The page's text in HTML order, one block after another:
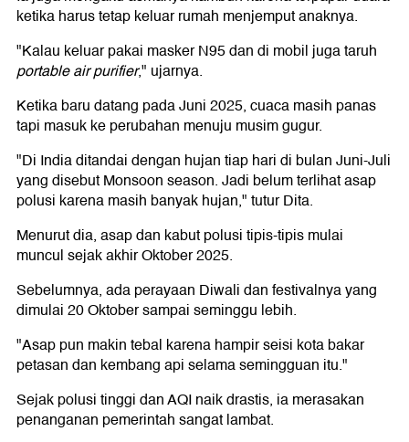
ketika harus tetap keluar rumah menjemput anaknya.
"Kalau keluar pakai masker N95 dan di mobil juga taruh
portable air purifier," ujarnya.
Ketika baru datang pada Juni 2025, cuaca masih panas
tapi masuk ke perubahan menuju musim gugur.
"Di India ditandai dengan hujan tiap hari di bulan Juni-Juli
yang disebut Monsoon season. Jadi belum terlihat asap
polusi karena masih banyak hujan," tutur Dita.
Menurut dia, asap dan kabut polusi tipis-tipis mulai
muncul sejak akhir Oktober 2025.
Sebelumnya, ada perayaan Diwali dan festivalnya yang
dimulai 20 Oktober sampai seminggu lebih.
"Asap pun makin tebal karena hampir seisi kota bakar
petasan dan kembang api selama semingguan itu."
Sejak polusi tinggi dan AQI naik drastis, ia merasakan
penanganan pemerintah sangat lambat.